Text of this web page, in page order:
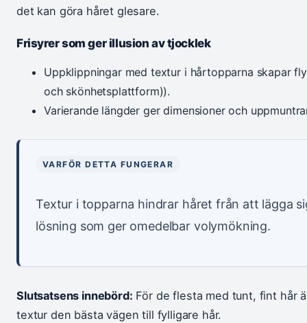
det kan göra håret glesare.
Frisyrer som ger illusion av tjocklek
Uppklippningar med textur i hårtopparna skapar
och skönhetsplattform)).
Varierande längder ger dimensioner och
VARFÖR DETTA FUNGERAR
Textur i topparna hindrar håret från att lägga
lösning som ger omedelbar volymökning.
Slutsatsens innebörd: För de flesta med tunt, fint hår
textur den bästa vägen till fylligare hår.